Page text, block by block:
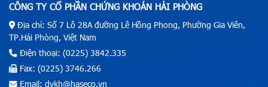
CÔNG TY CỔ PHẦN CHỨNG KHOÁN HẢI PHÒNG
Địa chỉ: Số 7 Lô 28A đường Lê Hồng Phong, Phường Gia Viên,
TP.Hải Phòng, Việt Nam
Điện thoại: (0225) 3842.335
Fax: (0225) 3746.266
Email: dvkh@haseco.vn